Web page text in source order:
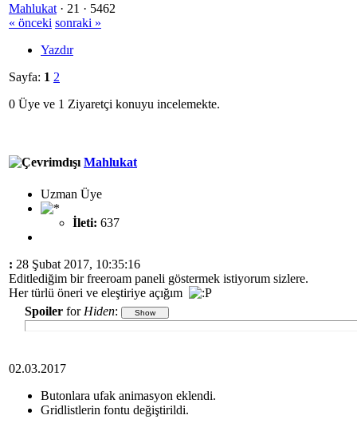
Mahlukat · 21 · 5462
« önceki sonraki »
Yazdır
Sayfa: 1 2
0 Üye ve 1 Ziyaretçi konuyu incelemekte.
Mahlukat
Uzman Üye
İleti: 637
: 28 Şubat 2017, 10:35:16
Editlediğim bir freeroam paneli göstermek istiyorum sizlere.
Her türlü öneri ve eleştiriye açığım
Spoiler for Hiden:
02.03.2017
Butonlara ufak animasyon eklendi.
Gridlistlerin fontu değiştirildi.